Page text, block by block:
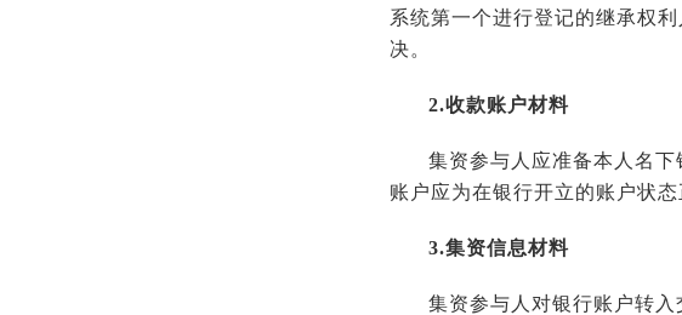
系统第一个进行登记的继承权
决。
2.收款账户材料
集资参与人应准备本人名
账户应为在银行开立的账户状态
3.集资信息材料
集资参与人对银行账户转